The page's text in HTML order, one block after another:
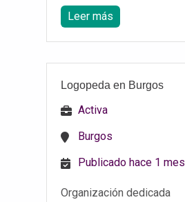
Leer más
Logopeda en Burgos
Activa
Burgos
Publicado hace 1 mes
Organización dedicada